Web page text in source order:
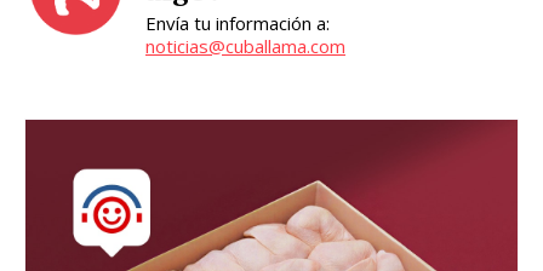
Envía tu información a:
noticias@cuballama.com